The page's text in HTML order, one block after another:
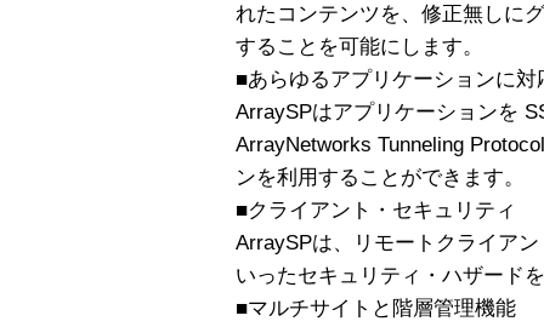
れたコンテンツを、修正無しに
することを可能にします。
■あらゆるアプリケーションに対
ArraySPはアプリケーションを
ArrayNetworks Tunneling
ンを利用することができます。
■クライアント・セキュリティ
ArraySPは、リモートクライア
いったセキュリティ・ハザード
■マルチサイトと階層管理機能